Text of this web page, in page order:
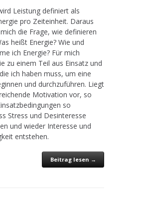
Leistung definiert als
pro Zeiteinheit. Daraus
die Frage, wie definieren
heißt Energie? Wie und
ich Energie? Für mich
zu einem Teil aus Einsatz und
ich haben muss, um eine
und durchzuführen. Liegt
Motivation vor, so
so
Stress und Desinteresse
und wieder Interesse und
entstehen.
Beitrag lesen →